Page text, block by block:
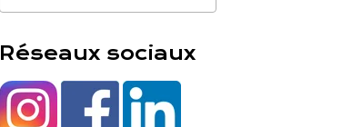
Réseaux sociaux